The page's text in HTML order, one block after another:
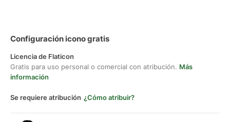
Configuración icono gratis
Licencia de Flaticon
Gratis para uso personal o comercial con atribución. Más
información
Se requiere atribución ¿Cómo atribuir?